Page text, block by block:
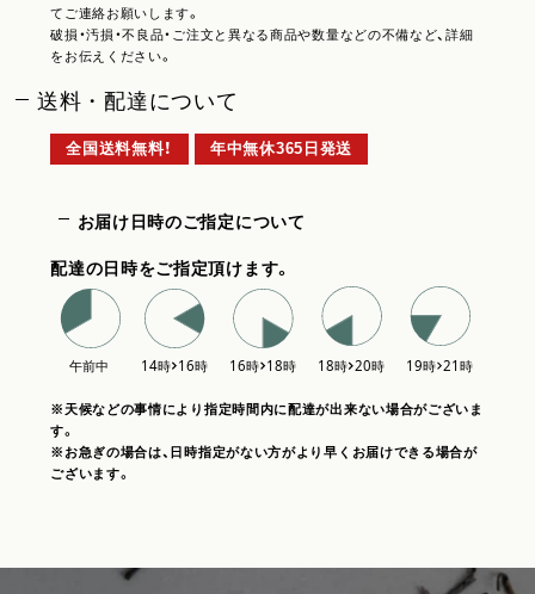
てご連絡お願いします。
破損・汚損・不良品・ご注文と異なる商品や数量などの不備など、詳細
をお伝えください。
送料・配達について
全国送料無料！ 年中無休365日発送
お届け日時のご指定について
配達の日時をご指定頂けます。
※天候などの事情により指定時間内に配達が出来ない場合がございま
す。
※お急ぎの場合は、日時指定がない方がより早くお届けできる場合が
ございます。